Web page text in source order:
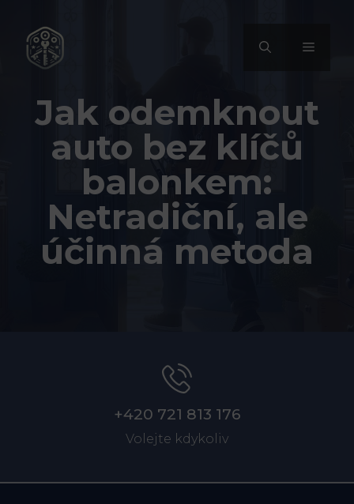
obsah
MENU
Jak odemknout
auto bez klíčů
balonkem:
Netradiční, ale
účinná metoda
+420 721 813 176
Volejte kdykoliv